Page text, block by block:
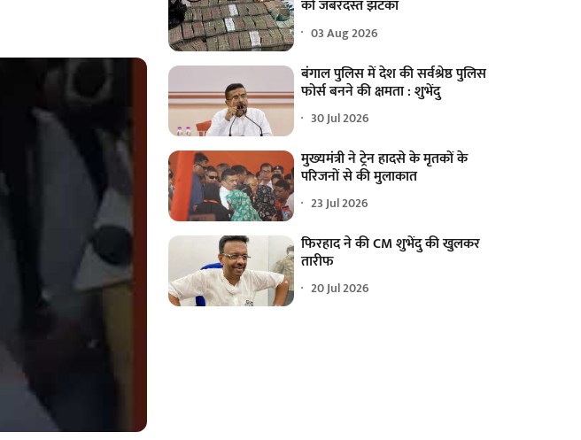
को जबरदस्त झटका
03 Aug 2026
बंगाल पुलिस में देश की सर्वश्रेष्ठ पुलिस
फोर्स बनने की क्षमता : शुभेंदु
30 Jul 2026
मुख्यमंत्री ने ट्रेन हादसे के मृतकों के
परिजनों से की मुलाकात
23 Jul 2026
फिरहाद ने की CM शुभेंदु की खुलकर
तारीफ
20 Jul 2026